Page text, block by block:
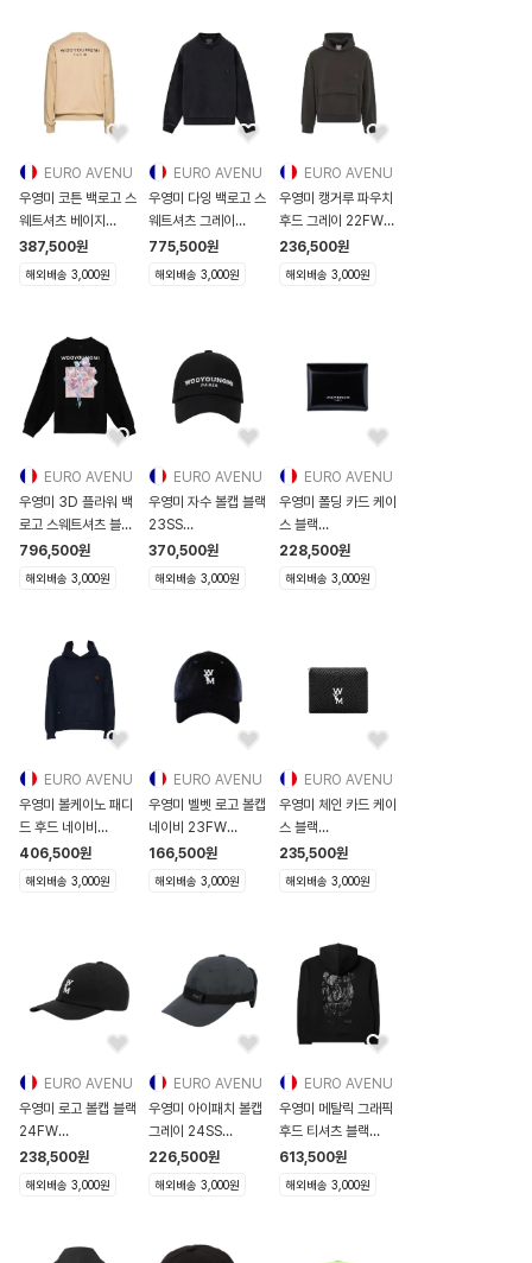
EURO AVENU
우영미 코튼 백로고 스
웨트셔츠 베이지
23SS
W231TS27722E
387,500원
해외배송 3,000원
EURO AVENU
우영미 다잉 백로고 스
웨트셔츠 그레이
25SS
W251TS30754G
775,500원
해외배송 3,000원
EURO AVENU
우영미 캥거루 파우치
후드 그레이 22FW
W223TS33729G
W223TS33729G
236,500원
해외배송 3,000원
EURO AVENU
우영미 3D 플라워 백
로고 스웨트셔츠 블랙
24FW
796,500원
해외배송 3,000원
EURO AVENU
우영미 자수 볼캡 블랙
23SS
W231AC52991B
370,500원
해외배송 3,000원
EURO AVENU
우영미 폴딩 카드 케이
스 블랙
W231SL05618B
228,500원
해외배송 3,000원
EURO AVENU
우영미 볼케이노 패디
드 후드 네이비
23FW
W233TS40727N
406,500원
해외배송 3,000원
EURO AVENU
우영미 벨벳 로고 볼캡
네이비 23FW
W233AC51993N
W233AC51993N
166,500원
해외배송 3,000원
EURO AVENU
우영미 체인 카드 케이
스 블랙
W233SL04611B
W233SL04611B
235,500원
해외배송 3,000원
EURO AVENU
우영미 로고 볼캡 블랙
24FW
W243AC51661B
W243AC51661B
238,500원
해외배송 3,000원
EURO AVENU
우영미 아이패치 볼캡
그레이 24SS
W241AC54940G
W241AC54940G
226,500원
해외배송 3,000원
EURO AVENU
우영미 메탈릭 그래픽
후드 티셔츠 블랙
24FW
W243TS34729B
613,500원
해외배송 3,000원